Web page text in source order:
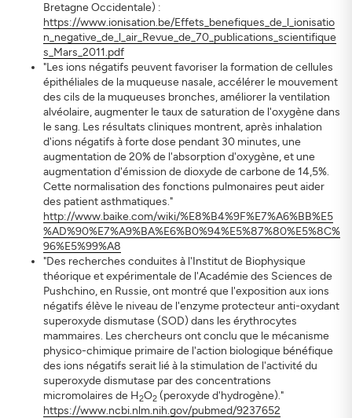
Bretagne Occidentale) :
https://www.ionisation.be/Effets_benefiques_de_l_ionisatio
n_negative_de_l_air_Revue_de_70_publications_scientifique
s_Mars_2011.pdf
"Les ions négatifs peuvent favoriser la formation de cellules
épithéliales de la muqueuse nasale, accélérer le mouvement
des cils de la muqueuses bronches, améliorer la ventilation
alvéolaire, augmenter le taux de saturation de l'oxygène dans
le sang. Les résultats cliniques montrent, après inhalation
d'ions négatifs à forte dose pendant 30 minutes, une
augmentation de 20% de l'absorption d'oxygène, et une
augmentation d'émission de dioxyde de carbone de 14,5%.
Cette normalisation des fonctions pulmonaires peut aider
des patient asthmatiques."
http://www.baike.com/wiki/%E8%B4%9F%E7%A6%BB%E5
%AD%90%E7%A9%BA%E6%B0%94%E5%87%80%E5%8C%
96%E5%99%A8
"Des recherches conduites à l'Institut de Biophysique
théorique et expérimentale de l'Académie des Sciences de
Pushchino, en Russie, ont montré que l'exposition aux ions
négatifs élève le niveau de l'enzyme protecteur anti-oxydant
superoxyde dismutase (SOD) dans les érythrocytes
mammaires. Les chercheurs ont conclu que le mécanisme
physico-chimique primaire de l'action biologique bénéfique
des ions négatifs serait lié à la stimulation de l'activité du
superoxyde dismutase par des concentrations
micromolaires de H2O2 (peroxyde d'hydrogène)."
https://www.ncbi.nlm.nih.gov/pubmed/9237652